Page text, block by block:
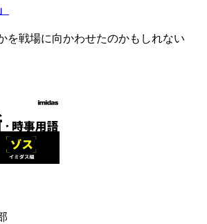
を戦場に向かわせたのかもしれない